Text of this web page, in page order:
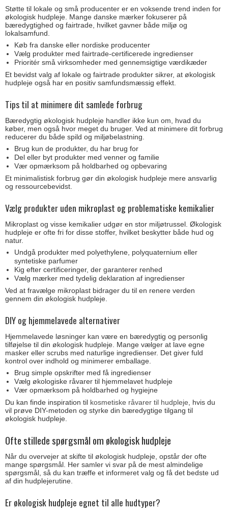
Støtte til lokale og små producenter er en voksende trend inden for
økologisk hudpleje. Mange danske mærker fokuserer på
bæredygtighed og fairtrade, hvilket gavner både miljø og
lokalsamfund.
Køb fra danske eller nordiske producenter
Vælg produkter med fairtrade-certificerede ingredienser
Prioritér små virksomheder med gennemsigtige værdikæder
Et bevidst valg af lokale og fairtrade produkter sikrer, at økologisk
hudpleje også har en positiv samfundsmæssig effekt.
Tips til at minimere dit samlede forbrug
Bæredygtig økologisk hudpleje handler ikke kun om, hvad du
køber, men også hvor meget du bruger. Ved at minimere dit forbrug
reducerer du både spild og miljøbelastning.
Brug kun de produkter, du har brug for
Del eller byt produkter med venner og familie
Vær opmærksom på holdbarhed og opbevaring
Et minimalistisk forbrug gør din økologisk hudpleje mere ansvarlig
og ressourcebevidst.
Vælg produkter uden mikroplast og problematiske kemikalier
Mikroplast og visse kemikalier udgør en stor miljøtrussel. Økologisk
hudpleje er ofte fri for disse stoffer, hvilket beskytter både hud og
natur.
Undgå produkter med polyethylene, polyquaternium eller
syntetiske parfumer
Kig efter certificeringer, der garanterer renhed
Vælg mærker med tydelig deklaration af ingredienser
Ved at fravælge mikroplast bidrager du til en renere verden
gennem din økologisk hudpleje.
DIY og hjemmelavede alternativer
Hjemmelavede løsninger kan være en bæredygtig og personlig
tilføjelse til din økologisk hudpleje. Mange vælger at lave egne
masker eller scrubs med naturlige ingredienser. Det giver fuld
kontrol over indhold og minimerer emballage.
Brug simple opskrifter med få ingredienser
Vælg økologiske råvarer til hjemmelavet hudpleje
Vær opmærksom på holdbarhed og hygiejne
Du kan finde inspiration til kosmetiske råvarer til hudpleje , hvis du
vil prøve DIY-metoden og styrke din bæredygtige tilgang til
økologisk hudpleje.
Ofte stillede spørgsmål om økologisk hudpleje
Når du overvejer at skifte til økologisk hudpleje, opstår der ofte
mange spørgsmål. Her samler vi svar på de mest almindelige
spørgsmål, så du kan træffe et informeret valg og få det bedste ud
af din hudplejerutine.
Er økologisk hudpleje egnet til alle hudtyper?